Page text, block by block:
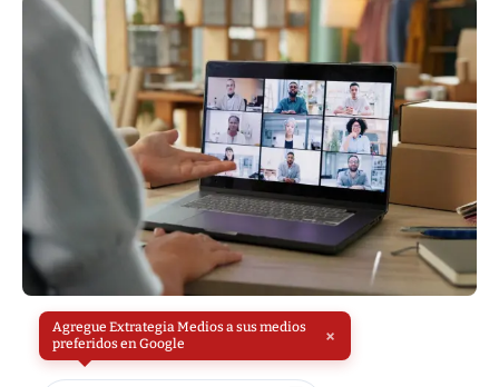
Agregue Extrategia Medios a sus medios
preferidos en Google
×